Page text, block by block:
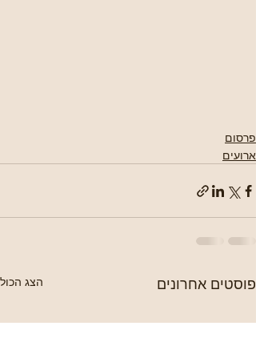
פרסום
ארועים
פוסטים אחרונים הצג הכול